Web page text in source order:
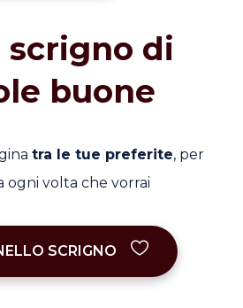
scrigno di
buone
tra le tue preferite, per
ogni volta che vorrai
SCRIGNO